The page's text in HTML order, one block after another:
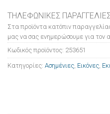
ΤΗΛΕΦΩΝΙΚΕΣ
Στα προϊόντα κατόπιν
μας να σας ενημερώσουμε για τον
Κωδικός προϊόντος: 253651
Κατηγορίες: Ασημένιες Εικόνες